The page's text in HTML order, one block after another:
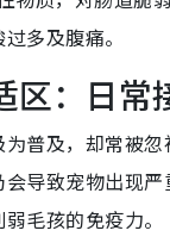
多及腹痛。
区：日常
普及，却常被
导致宠物出现
毛孩的免疫力。